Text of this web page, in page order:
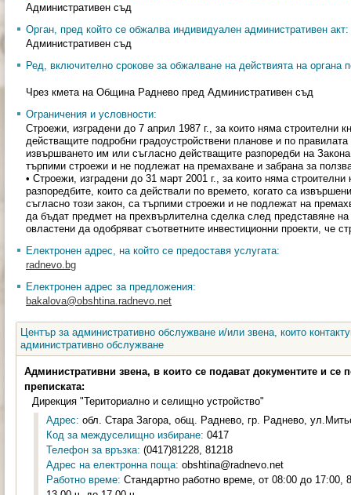
Административен съд
Орган, пред който се обжалва индивидуален административен акт:
Административен съд
Ред, включително срокове за обжалване на действията на органа
Чрез кмета на Община Раднево пред Административен съд
Ограничения и условности:
Строежи, изградени до 7 април 1987 г., за които няма строителни
действащите подробни градоустройствени планове и по
извършването им или съгласно действащите разпоредби на
търпими строежи и не подлежат на премахване и забрана за
• Строежи, изградени до 31 март 2001 г., за които няма
разпоредбите, които са действали по времето, когато са
съгласно този закон, са търпими строежи и не подлежат на
да бъдат предмет на прехвърлителна сделка след представяне на
овластени да одобряват съответните инвестиционни проекти, че
Електронен адрес, на който се предоставя услугата:
radnevo.bg
Електронен адрес за предложения:
bakalova@obshtina.radnevo.net
Център за административно обслужване и/или звена, които
административно обслужване
Административни звена, в които се подават документите и се
преписката:
Дирекция "Териториално и селищно устройство"
Адрес: обл. Стара Загора, общ. Раднево, гр. Раднево,
Код за междуселищно избиране: 0417
Телефон за връзка: (0417)81228, 81218
Адрес на електронна поща: obshtina@radnevo.net
Работно време: Стандартно работно време, от 08:00 до